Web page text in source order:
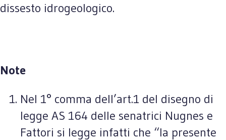
dissesto idrogeologico.
Note
Nel 1° comma dell’art.1 del disegno di
legge AS 164 delle senatrici Nugnes e
Fattori si legge infatti che “la presente